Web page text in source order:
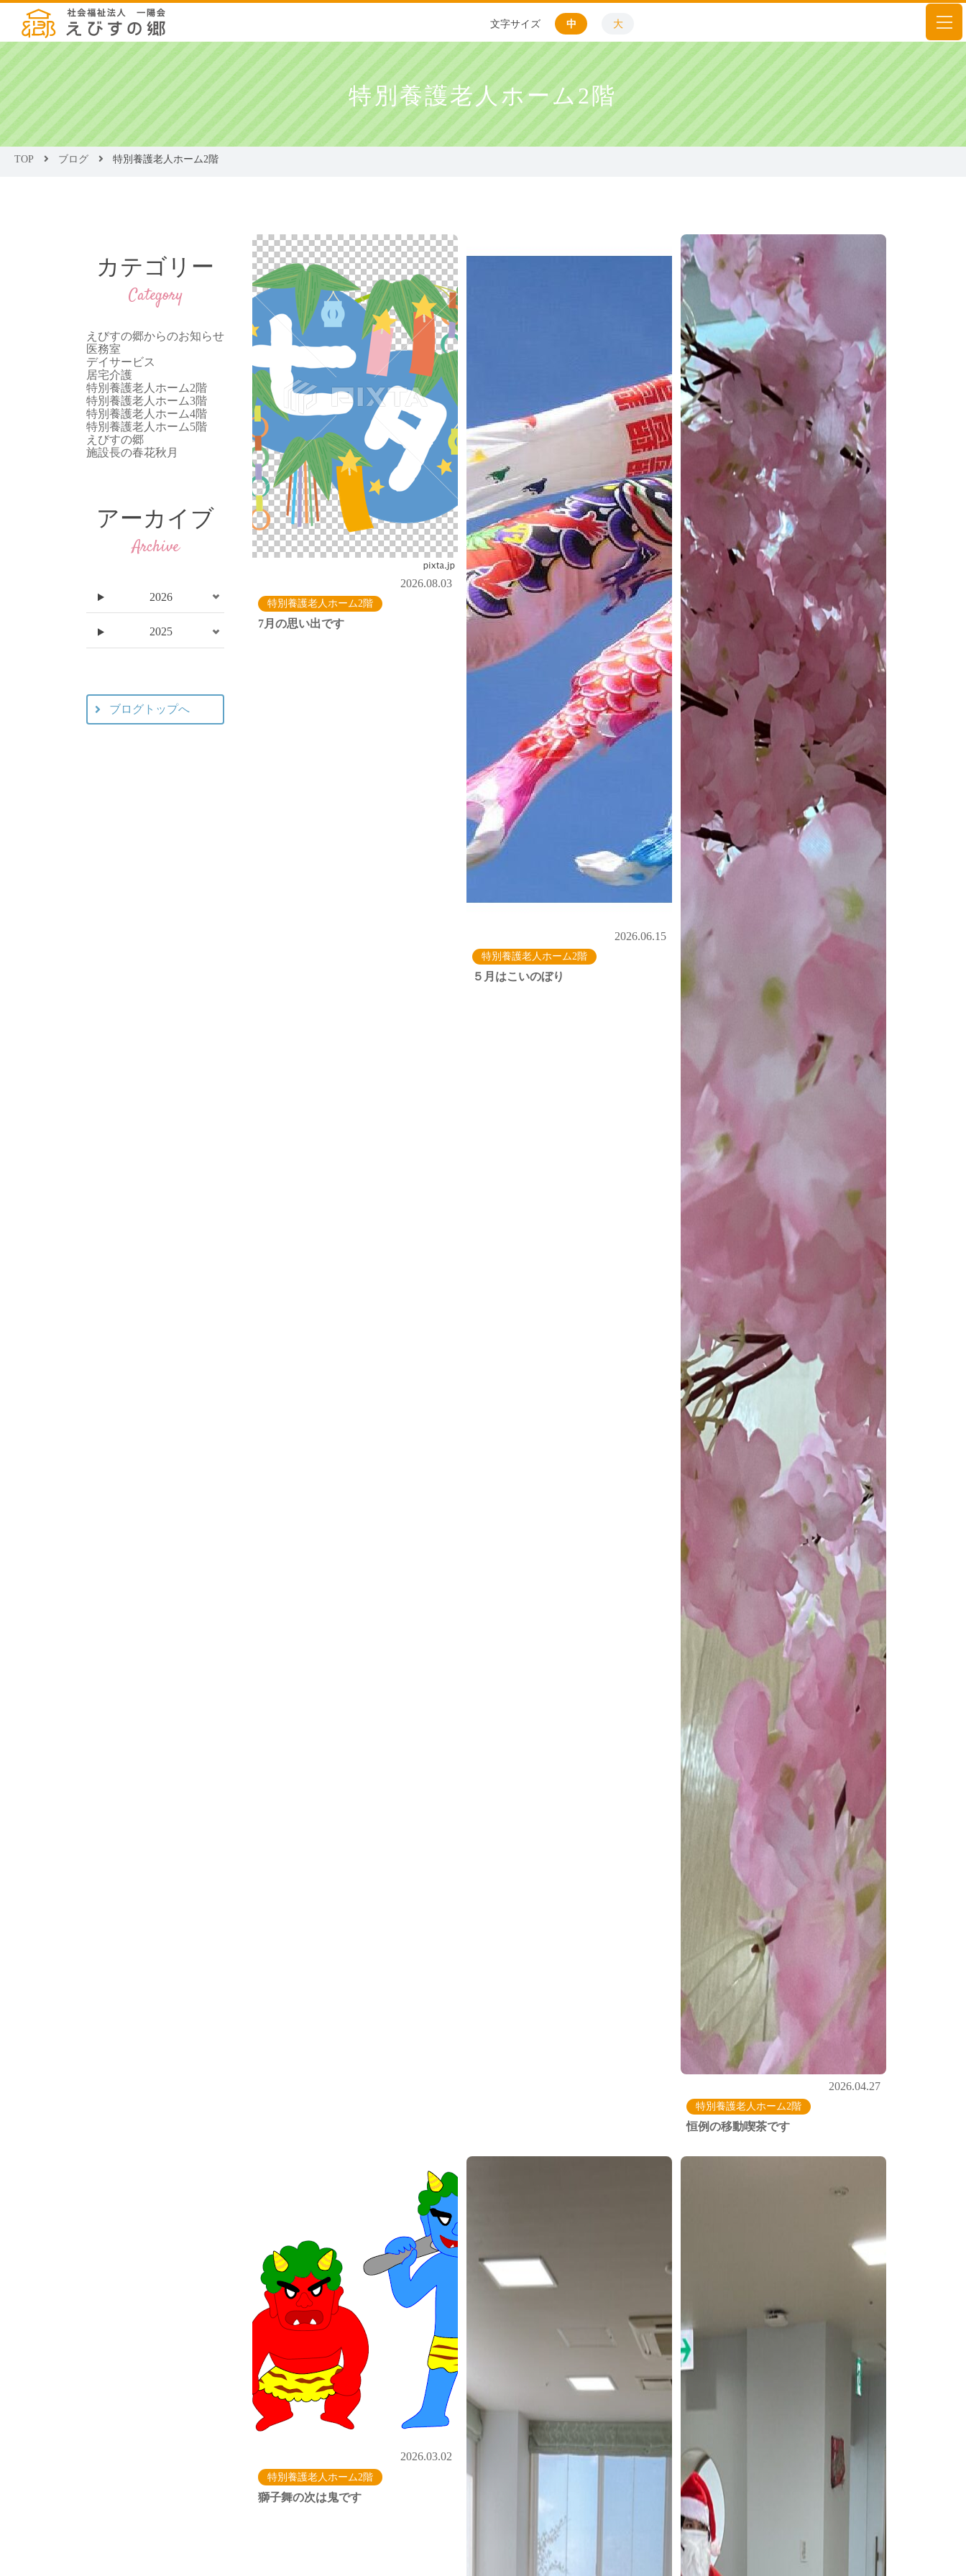
文字サイズ 中 大
特別養護老人ホーム2階
TOP ブログ 特別養護老人ホーム2階
カテゴリー
Category
えびすの郷からのお知らせ
医務室
デイサービス
居宅介護
特別養護老人ホーム2階
特別養護老人ホーム3階
特別養護老人ホーム4階
特別養護老人ホーム5階
えびすの郷
施設長の春花秋月
アーカイブ
Archive
2026
2025
ブログトップへ
2026.08.03
特別養護老人ホーム2階
7月の思い出です
2026.06.15
特別養護老人ホーム2階
５月はこいのぼり
2026.04.27
特別養護老人ホーム2階
恒例の移動喫茶です
2026.03.02
特別養護老人ホーム2階
獅子舞の次は鬼です